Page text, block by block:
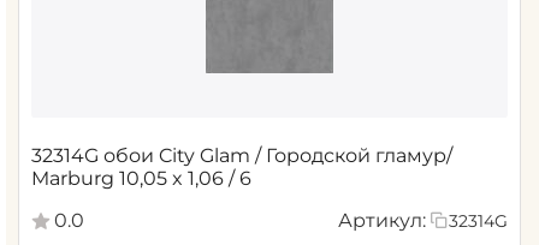
32314G обои City Glam / Городской гламур/
Marburg 10,05 x 1,06 / 6
0.0
Артикул: 32314G